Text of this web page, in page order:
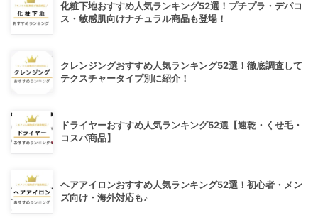
化粧下地おすすめ人気ランキング52選！プチプラ・デパコ
ス・敏感肌向けナチュラル商品も登場！
クレンジングおすすめ人気ランキング52選！徹底調査して
テクスチャータイプ別に紹介！
ドライヤーおすすめ人気ランキング52選【速乾・くせ毛・
コスパ商品】
ヘアアイロンおすすめ人気ランキング52選！初心者・メン
ズ向け・海外対応も♪